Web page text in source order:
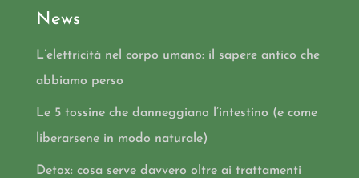
News
L’elettricità nel corpo umano: il sapere antico che
abbiamo perso
Le 5 tossine che danneggiano l’intestino (e come
liberarsene in modo naturale)
Detox: cosa serve davvero oltre ai trattamenti